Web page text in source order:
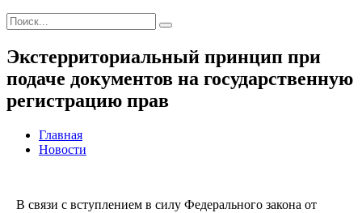
Экстерриториальный принцип при
подаче документов на государственную
регистрацию прав
Главная
Новости
В связи с вступлением в силу Федерального закона от